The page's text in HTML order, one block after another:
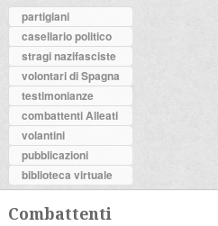
partigiani
casellario politico
stragi nazifasciste
volontari di Spagna
testimonianze
combattenti Alleati
volantini
pubblicazioni
biblioteca virtuale
Combattenti